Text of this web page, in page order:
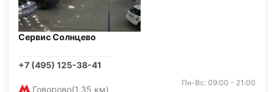
Сервис Солнцево
+7 (495) 125-38-41
Говорово(1,35 км)
Пн-Вс: 09:00 - 21:00